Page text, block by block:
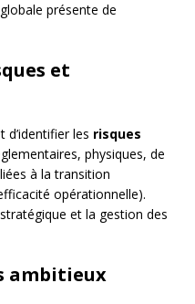
présente de
et
les risques
physiques, de
liées à la transition
opérationnelle).
et la gestion des
ambitieux